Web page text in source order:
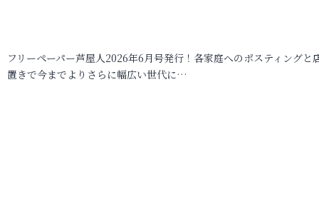
フリーペーパー芦屋人2026年6月号発行！各家庭へのポスティングと
置きで今までよりさらに幅広い世代に…